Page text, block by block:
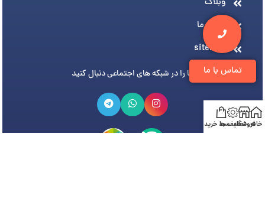
تماس با ما
وبلاگ
درباره ما
sitemap
ما را در شبکه های اجتماعی دنبال کنید
خانهفروشگاه
تخفیف هاسبد خرید